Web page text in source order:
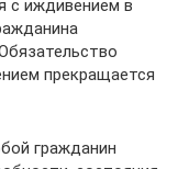
с иждивением в
прекращается
гражданин